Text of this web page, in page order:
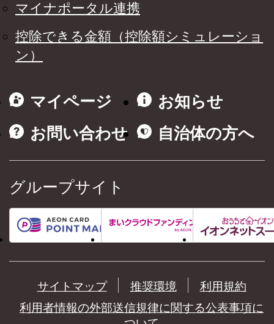
マイナポータル連携
控除できる金額（控除額シミュレーショ
ン）
マイページ
お知らせ
お問い合わせ
自治体の方へ
グループサイト
サイトマップ 推奨環境
利用規約
利用者情報の外部送信規律に関する公表事項に